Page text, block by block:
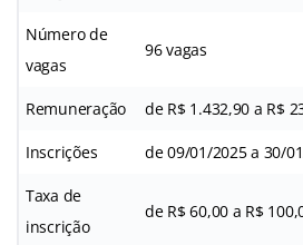
Número de
vagas
96 vagas
Remuneração de R$ 1.432,90 a R$
Inscrições de 09/01/2025 a 30/
Taxa de
inscrição
de R$ 60,00 a R$